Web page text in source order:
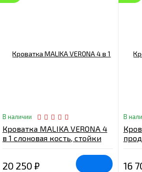
В наличии
Кроватка MALIKA VERONA 4
в 1 слоновая кость, стойки
20 250 ₽
В
16